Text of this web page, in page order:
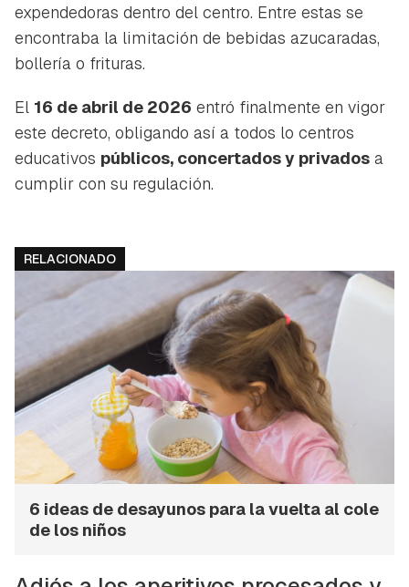
expendedoras dentro del centro. Entre estas se
encontraba la limitación de bebidas azucaradas,
bollería o frituras.
El 16 de abril de 2026 entró finalmente en vigor
este decreto, obligando así a todos lo centros
educativos públicos, concertados y privados a
cumplir con su regulación.
RELACIONADO
6 ideas de desayunos para la vuelta al cole
de los niños